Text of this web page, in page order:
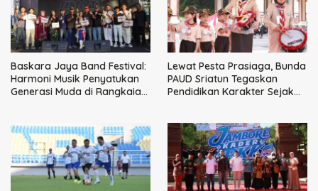
Baskara Jaya Band Festival:
Harmoni Musik Penyatukan
Generasi Muda di Rangkaian
Lewat Pesta Prasiaga, Bunda
PAUD Sriatun Tegaskan
Pendidikan Karakter Sejak